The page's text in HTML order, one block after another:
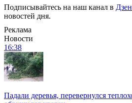
Подписывайтесь на наш канал в
новостей дня.
Реклама
Новости
16:38
Падали деревья, перевернулся